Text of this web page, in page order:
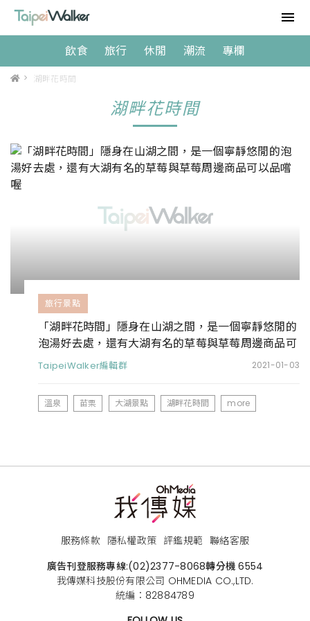
飲食 旅行 休閒 潮流 專欄
> 湖畔花時間
湖畔花時間
旅行景點
「湖畔花時間」隱身在山湖之間，是一個寧靜悠閒的
泡湯好去處，還有大湖有名的草莓與草莓周邊商品可
以品嚐喔
TaipeiWalker編輯群 2021-01-03
溫泉 苗栗 大湖景點 湖畔花時間 more
服務條款 隱私權政策 評鑑規範 聯絡客服
廣告刊登服務專線:(02)2377-8068轉分機 6554
我傳媒科技股份有限公司 OHMEDIA CO.,LTD.
統編：82884789